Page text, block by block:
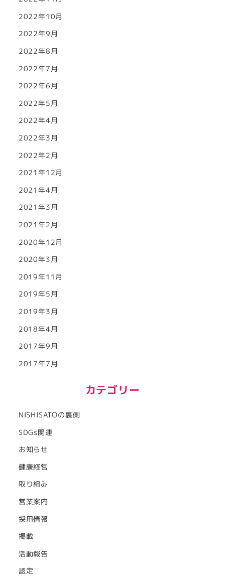
2022年10月
2022年9月
2022年8月
2022年7月
2022年6月
2022年5月
2022年4月
2022年3月
2022年2月
2021年12月
2021年4月
2021年3月
2021年2月
2020年12月
2020年3月
2019年11月
2019年5月
2019年3月
2018年4月
2017年9月
2017年7月
カテゴリー
NISHISATOの裏側
SDGs関連
お知らせ
健康経営
取り組み
営業案内
採用情報
掲載
活動報告
認定